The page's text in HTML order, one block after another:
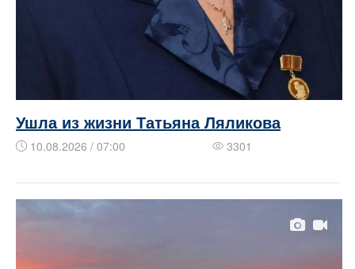
Ушла из жизни Татьяна Ляликова
10.08.2026 / 07:00 3301